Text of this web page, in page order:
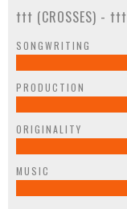
††† (CROSSES) - †††
SONGWRITING
PRODUCTION
ORIGINALITY
MUSIC